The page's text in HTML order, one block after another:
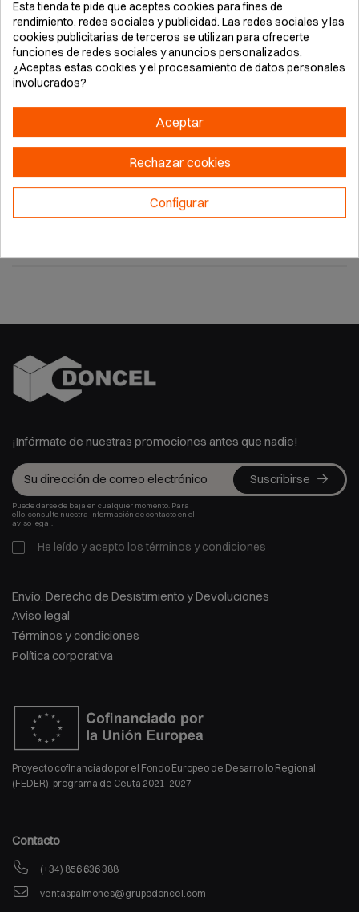
cargador y maletín TSTAK. Ofrece alto par y control
en 4 modos para trabajos de apriete, desmontaje y
mantenimiento en obra, automoción e industria,
diseño compacto y luz LED para zonas oscuras.
Detalles del producto
¡Infórmate de nuestras promociones antes que nadie!
Suscribirse
Puede darse de baja en cualquier momento. Para
ello, consulte nuestra información de contacto en el
aviso legal.
He leído y acepto los términos y condiciones
Envío, Derecho de Desistimiento y Devoluciones
Aviso legal
Términos y condiciones
Política corporativa
Proyecto cofinanciado por el Fondo Europeo de Desarrollo Regional
(FEDER), programa de Ceuta 2021-2027
Contacto
(+34) 856 636 388
ventaspalmones@grupodoncel.com
Esta tienda te pide que aceptes cookies para fines de
rendimiento, redes sociales y publicidad. Las redes sociales y las
cookies publicitarias de terceros se utilizan para ofrecerte
funciones de redes sociales y anuncios personalizados.
¿Aceptas estas cookies y el procesamiento de datos personales
involucrados?
Aceptar
Rechazar cookies
Configurar